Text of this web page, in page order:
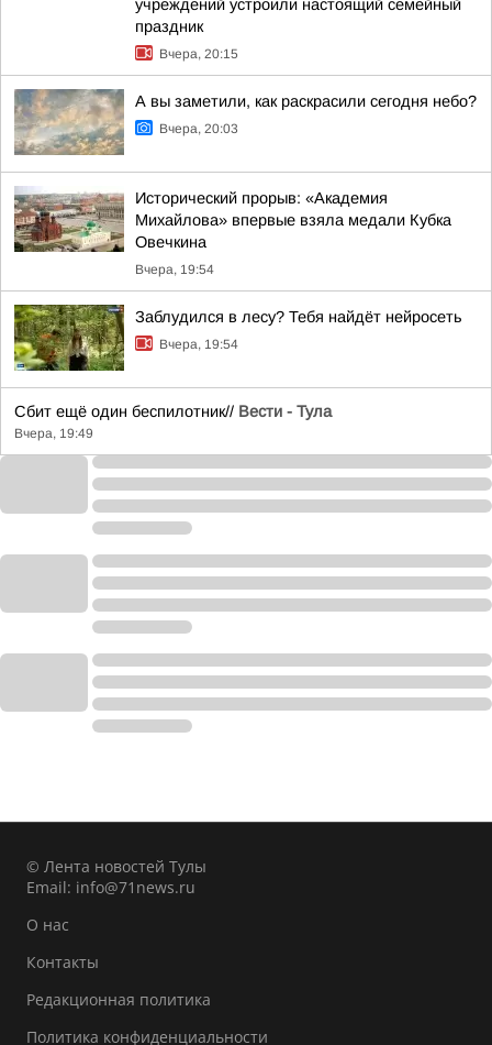
учреждений устроили настоящий семейный
праздник
Вчера, 20:15
А вы заметили, как раскрасили сегодня небо?
Вчера, 20:03
Исторический прорыв: «Академия
Михайлова» впервые взяла медали Кубка
Овечкина
Вчера, 19:54
Заблудился в лесу? Тебя найдёт нейросеть
Вчера, 19:54
Сбит ещё один беспилотник// Вести - Тула
Вчера, 19:49
© Лента новостей Тулы
Email: info@71news.ru
О нас
Контакты
Редакционная политика
Политика конфиденциальности